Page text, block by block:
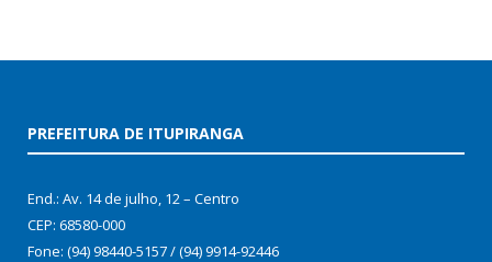
PREFEITURA DE ITUPIRANGA
End.: Av. 14 de julho, 12 – Centro
CEP: 68580-000
Fone: (94) 98440-5157 / (94) 9914-92446